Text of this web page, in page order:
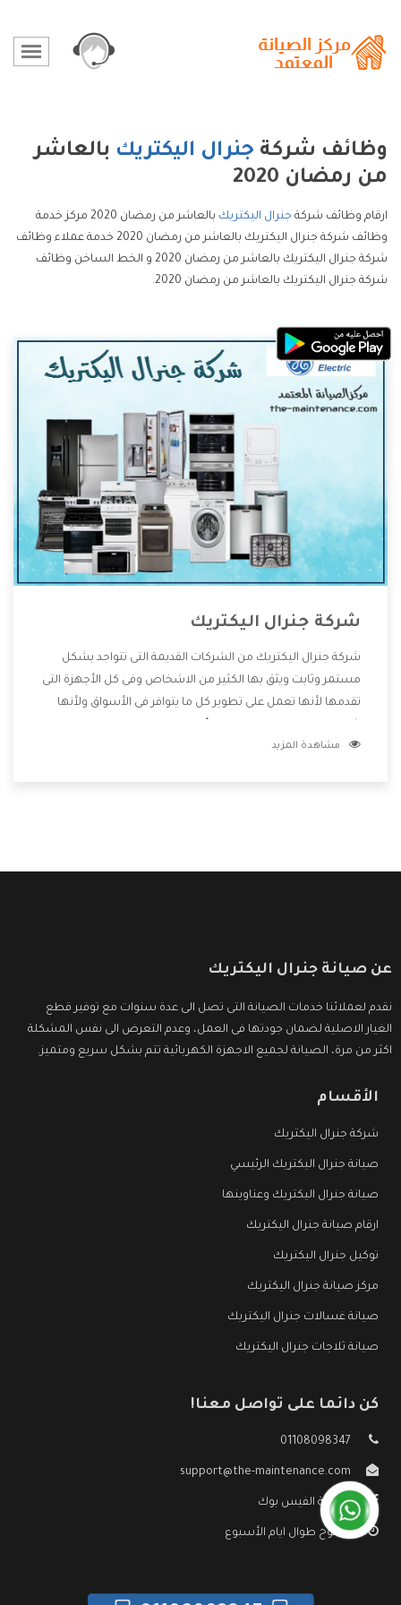
وظائف شركة جنرال اليكتريك بالعاشر
من رمضان 2020
ارقام وظائف شركة جنرال اليكتريك
بالعاشر من رمضان 2020 مركز خدمة
وظائف شركة جنرال اليكتريك بالعاشر من رمضان 2020 خدمة عملاء وظائف
شركة جنرال اليكتريك بالعاشر من رمضان 2020 و الخط الساخن وظائف
شركة جنرال اليكتريك بالعاشر من رمضان 2020.
شركة جنرال اليكتريك
شركة جنرال اليكتريك من الشركات القديمة التى تتواجد بشكل
مستمر وثابت ويثق بها الكثير من الاشخاص وفى كل الأجهزة التى
تقدمها لأنها تعمل على تطوير كل ما يتوافر فى الأسواق ولأنها
المنتجات وتقدم للعملاء أقوى العروض والخصومات التى تسهل
مشاهدة المزيد
عن صيانة جنرال اليكتريك
نقدم لعملائنا خدمات الصيانة التى تصل الى عدة سنوات مع توفير قطع
الغيار الاصلية لضمان جودتها فى العمل، وعدم التعرض الى نفس المشكلة
اكثر من مرة، الصيانة لجميع الاجهزة الكهربائية تتم بشكل سريع ومتميز.
الأقسام
شركة جنرال اليكتريك
صيانة جنرال اليكتريك الرئيسي
صيانة جنرال اليكتريك وعناوينها
ارقام صيانة جنرال اليكتريك
توكيل جنرال اليكتريك
مركز صيانة جنرال اليكتريك
صيانة غسالات جنرال اليكتريك
صيانة ثلاجات جنرال اليكتريك
كن دائما على تواصل معنا!
01108098347
support@the-maintenance.com
صفحة الفيس بوك
مفتوح طوال ايام الأسبوع